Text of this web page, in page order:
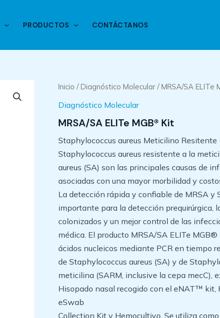
PRODUCTOS CONTÁCTANOS
Inicio /Diagnóstico Molecular / MRSA/SA ELITe
Diagnóstico Molecular
MRSA/SA ELITe MGB® Kit
Staphylococcus aureus Meticilino Resitente
Staphylococcus aureus resistente a la
aureus (SA) son las principales causas de
asociadas con una mayor morbilidad y
La detección rápida y confiable de MRSA y
importante para la detección prequirúrgica,
colonizados y un mejor control de las
médica. El producto MRSA/SA ELITe
ácidos nucleicos mediante PCR en tiempo
de Staphylococcus aureus (SA) y de
meticilina (SARM, inclusive la cepa mecC),
Hisopado nasal recogido con el eNAT™ kit,
eSwab
Collection Kit y Hemocultivo. Se utiliza